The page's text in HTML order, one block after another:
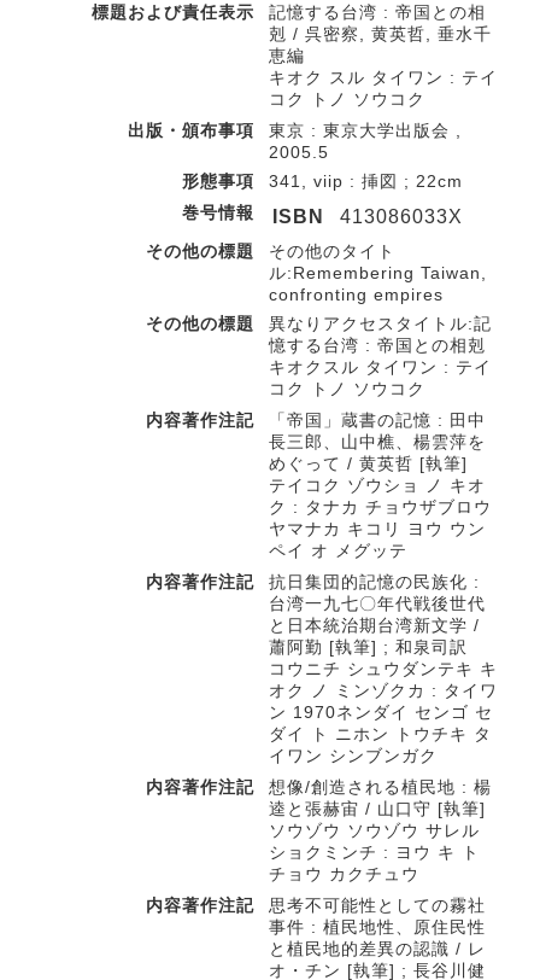
標題および責任表示
記憶する台湾 : 帝国との相
剋 / 呉密察, 黄英哲, 垂水千
恵編
キオク スル タイワン : テイ
コク トノ ソウコク
出版・頒布事項
東京 : 東京大学出版会 ,
2005.5
形態事項
341, viip : 挿図 ; 22cm
巻号情報
ISBN 413086033X
その他の標題
その他のタイト
ル:Remembering Taiwan,
confronting empires
その他の標題
異なりアクセスタイトル:記
憶する台湾 : 帝国との相剋
キオクスル タイワン : テイ
コク トノ ソウコク
内容著作注記
「帝国」蔵書の記憶 : 田中
長三郎、山中樵、楊雲萍を
めぐって / 黄英哲 [執筆]
テイコク ゾウショ ノ キオ
ク : タナカ チョウザブロウ
ヤマナカ キコリ ヨウ ウン
ペイ オ メグッテ
内容著作注記
抗日集団的記憶の民族化 :
台湾一九七〇年代戦後世代
と日本統治期台湾新文学 /
蕭阿勤 [執筆] ; 和泉司訳
コウニチ シュウダンテキ キ
オク ノ ミンゾクカ : タイワ
ン 1970ネンダイ センゴ セ
ダイ ト ニホン トウチキ タ
イワン シンブンガク
内容著作注記
想像/創造される植民地 : 楊
逵と張赫宙 / 山口守 [執筆]
ソウゾウ ソウゾウ サレル
ショクミンチ : ヨウ キ ト
チョウ カクチュウ
内容著作注記
思考不可能性としての霧社
事件 : 植民地性、原住民性
と植民地的差異の認識 / レ
オ・チン [執筆] ; 長谷川健